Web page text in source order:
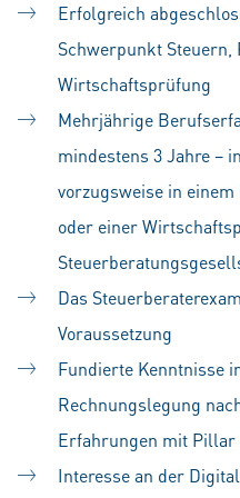
Erfolgreich
Schwerpunkt Steuern,
Wirtschaftsprüfung
Mehrjährige
mindestens 3 Jahre –
vorzugsweise in
oder einer
Das
Voraussetzung
Fundierte Kenntnisse
Rechnungslegung
Erfahrungen mit
Interesse an der